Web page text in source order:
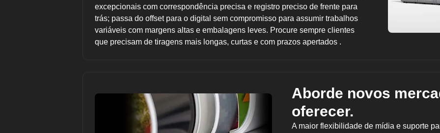
excepcionais com correspondência precisa e registro preciso de frente para
trás; passa do offset para o digital sem compromisso para assumir trabalhos
variáveis com margens altas e embalagens leves. Procure sempre clientes
que precisam de tiragens mais longas, curtas e com prazos apertados .
Aborde novos
oferecer.
A maior flexibilidade de mídia e suporte